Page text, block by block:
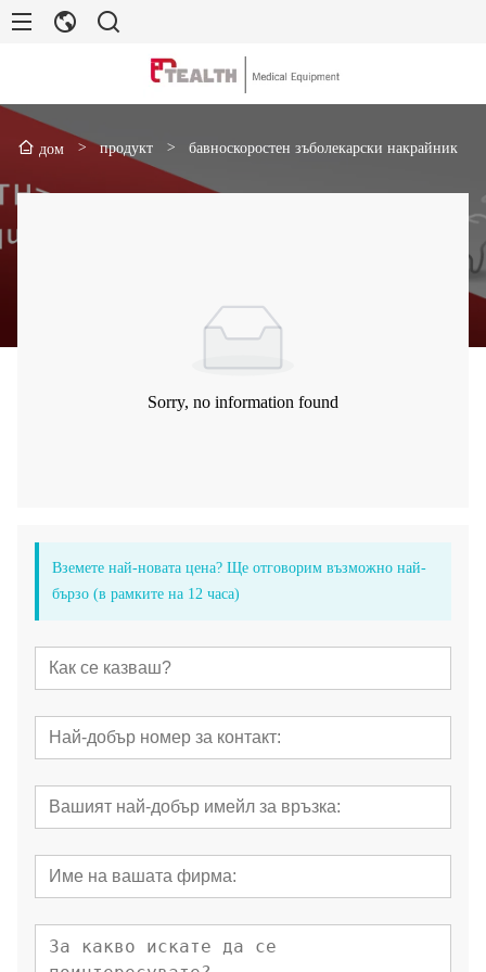
дом > продукт > бавноскоростен зъболекарски накрайник
Sorry, no information found
Вземете най-новата цена? Ще отговорим възможно най-
бързо (в рамките на 12 часа)